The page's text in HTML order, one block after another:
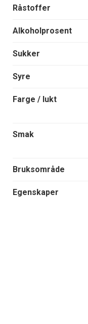
Råstoffer
Alkoholprosent
Sukker
Syre
Farge / lukt
Smak
Bruksområde
Egenskaper